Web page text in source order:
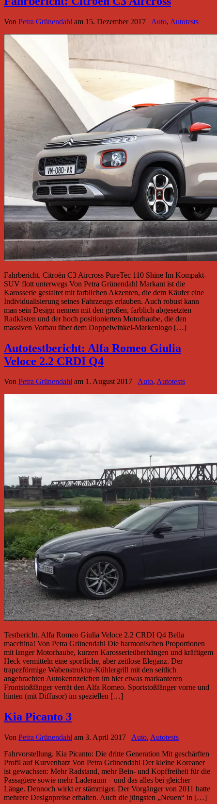
Von Petra Grünendahl am 15. Dezember 2017 Auto, Autotests
Fahrbericht. Citroën C3 Aircross PureTec 110 Shine Im Kompakt-
SUV flott unterwegs Von Petra Grünendahl Markant ist die
Karosserie gestaltet mit farblichen Akzenten, die dem Käufer eine
Individualisierung seines Fahrzeugs erlauben. Auch robust kann
man sein Design nennen mit den großen, farblich abgesetzten
Radkästen und der hoch positionierten Motorhaube, die den
massiven Vorbau über dem Doppelwinkel-Markenlogo […]
Autotestbericht: Alfa Romeo Giulia
Veloce 2.2 CRDI Q4
Von Petra Grünendahl am 1. August 2017 Auto, Autotests
Testbericht. Alfa Romeo Giulia Veloce 2.2 CRDI Q4 Bella
macchina! Von Petra Grünendahl Die harmonischen Proportionen
mit langer Motorhaube, kurzen Karosserieüberhängen und kräftigem
Heck vermitteln eine sportliche, aber zeitlose Eleganz. Der
trapezförmige Wabenstruktur-Kühlergrill mit den seitlich
angebrachten Autokennzeichen im hier etwas markanteren
Frontstoßfänger verrät den Alfa Romeo. Sportstoßfänger vorne und
hinten (mit Diffusor) im speziellen […]
Kia Picanto 3
Von Petra Grünendahl am 3. April 2017 Auto, Autotests
Fahrvorstellung. Kia Picanto: Die dritte Generation Mit geschärften
Profil auf Kurvenhatz Von Petra Grünendahl Der kleine Koreaner
ist gewachsen: Mehr Radstand, mehr Bein- und Kopffreiheit für die
Passagiere sowie mehr Laderaum – und das alles bei gleicher
Länge. Dennoch wirkt er stämmiger. Der Vorgänger von 2011 hatte
mehrere Designpreise erhalten. Auch die jüngsten „Neuen“ in […]